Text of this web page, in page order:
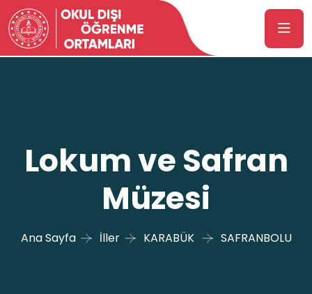
Lokum ve Safran
Müzesi
Ana Sayfa İller KARABÜK SAFRANBOLU